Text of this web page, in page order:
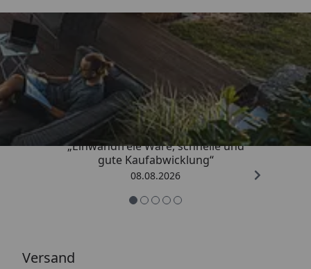
Trusted Shops
4,83/ 5
„Einwandfreie Ware, schnelle und
gute Kaufabwicklung“
08.08.2026
Versand